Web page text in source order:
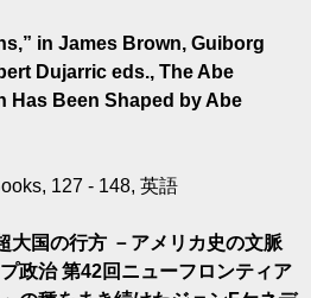
in James Brown, Guiborg
Dujarric eds., The Abe
Has Been Shaped by Abe
127 - 148, 英語
大国の行方 －アメリカ史の文脈
政治 第42回ニューフロンティア